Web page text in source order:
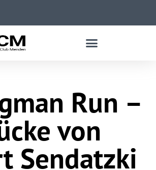
Run –
von
Sendatzki